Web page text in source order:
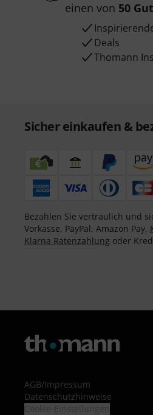
einen von 50
Deals
Thomann
Sicher einkaufen &
Bezahlen Sie vertraulich und
Vorkasse, PayPal, Amazon Pay,
Klarna Ratenzahlung oder
AGB/Impressum
Datenschutzhinweise